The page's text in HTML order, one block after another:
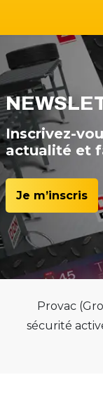
Inscrivez-
actualité et
Je m’inscris
Provac
sécurité